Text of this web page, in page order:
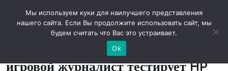
Новости технологий
Ноутбук-швейцарский нож:
игровой журналист тестирует HP
Мы используем куки для наилучшего представления
нашего сайта. Если Вы продолжите использовать сайт, мы
будем считать что Вас это устраивает.
Ok